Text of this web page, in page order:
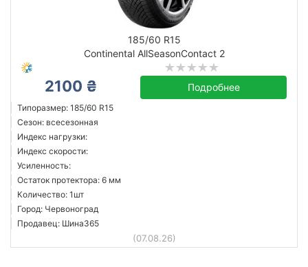
185/60 R15
Continental AllSeasonContact 2
2100 ₴ Подробнее
Типоразмер: 185/60 R15
Сезон: всесезонная
Индекс нагрузки:
Индекс скорости:
Усиленность:
Остаток протектора: 6 мм
Количество: 1шт
Город: Червоноград
Продавец: Шина365
(07.08.26)